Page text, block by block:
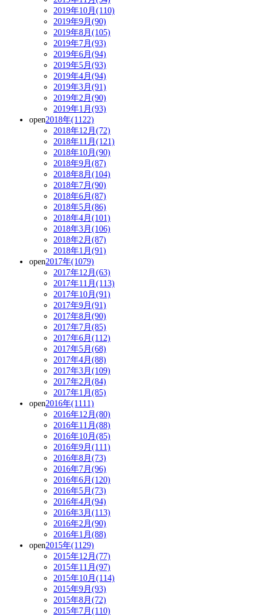
2019年10月(110)
2019年9月(90)
2019年8月(105)
2019年7月(93)
2019年6月(94)
2019年5月(93)
2019年4月(94)
2019年3月(91)
2019年2月(90)
2019年1月(93)
open2018年(1122)
2018年12月(72)
2018年11月(121)
2018年10月(90)
2018年9月(87)
2018年8月(104)
2018年7月(90)
2018年6月(87)
2018年5月(86)
2018年4月(101)
2018年3月(106)
2018年2月(87)
2018年1月(91)
open2017年(1079)
2017年12月(63)
2017年11月(113)
2017年10月(91)
2017年9月(91)
2017年8月(90)
2017年7月(85)
2017年6月(112)
2017年5月(68)
2017年4月(88)
2017年3月(109)
2017年2月(84)
2017年1月(85)
open2016年(1111)
2016年12月(80)
2016年11月(88)
2016年10月(85)
2016年9月(111)
2016年8月(73)
2016年7月(96)
2016年6月(120)
2016年5月(73)
2016年4月(94)
2016年3月(113)
2016年2月(90)
2016年1月(88)
open2015年(1129)
2015年12月(77)
2015年11月(97)
2015年10月(114)
2015年9月(93)
2015年8月(72)
2015年7月(110)